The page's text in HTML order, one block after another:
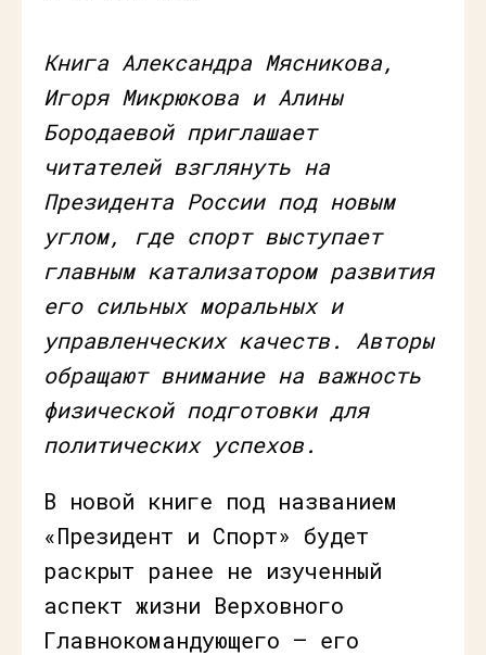
Книга Александра Мясникова,
Игоря Микрюкова и Алины
Бородаевой приглашает
читателей взглянуть на
Президента России под новым
углом, где спорт выступает
главным катализатором развития
его сильных моральных и
управленческих качеств. Авторы
обращают внимание на важность
физической подготовки для
политических успехов.
В новой книге под названием
«Президент и Спорт» будет
раскрыт ранее не изученный
аспект жизни Верховного
Главнокомандующего — его